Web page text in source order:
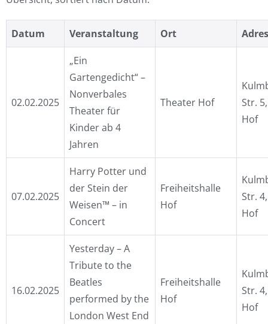
Datum Veranstaltung Ort
02.02.2025
„Ein
Gartengedicht“ –
Nonverbales
Theater für
Kinder ab 4
Jahren
Theater Hof
Str.
Hof
07.02.2025
Harry Potter und
der Stein der
Weisen™ – in
Concert
Freiheitshalle
Hof
Str.
Hof
16.02.2025
Yesterday – A
Tribute to the
Beatles
performed by the
London West End
Freiheitshalle
Hof
Str.
Hof